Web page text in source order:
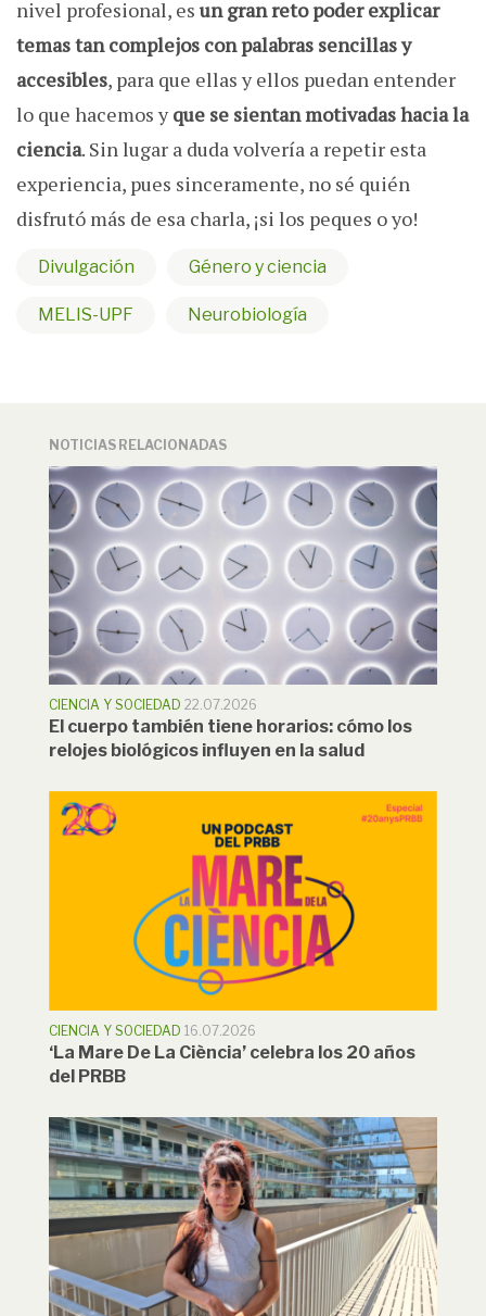
nivel profesional, es un gran reto poder explicar
temas tan complejos con palabras sencillas y
accesibles, para que ellas y ellos puedan entender
lo que hacemos yque se sientan motivadas hacia la
ciencia. Sin lugar a duda volvería a repetir esta
experiencia, pues sinceramente, no sé quién
disfrutó más de esa charla, ¡si los peques o yo!
Divulgación Género y ciencia
MELIS-UPF Neurobiología
NOTICIAS RELACIONADAS
CIENCIA Y SOCIEDAD 22.07.2026
El cuerpo también tiene horarios: cómo los
relojes biológicos influyen en la salud
CIENCIA Y SOCIEDAD 16.07.2026
‘La Mare De La Ciència’ celebra los 20 años
del PRBB